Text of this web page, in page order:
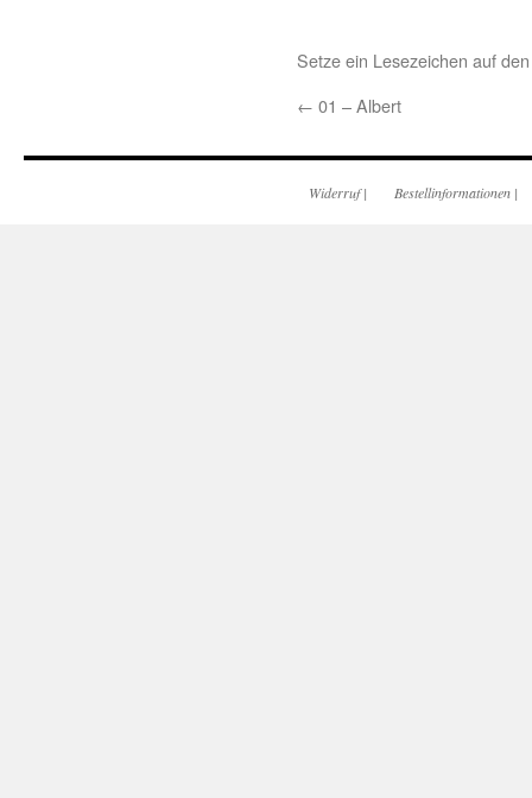
Setze ein Lesezeichen auf
← 01 – Albert
Widerruf| Bestellinformationen |